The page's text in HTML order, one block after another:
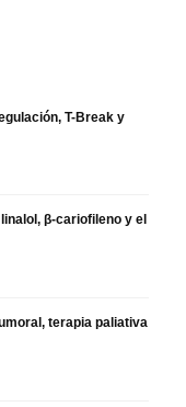
T-Break y
β-cariofileno y el
terapia paliativa